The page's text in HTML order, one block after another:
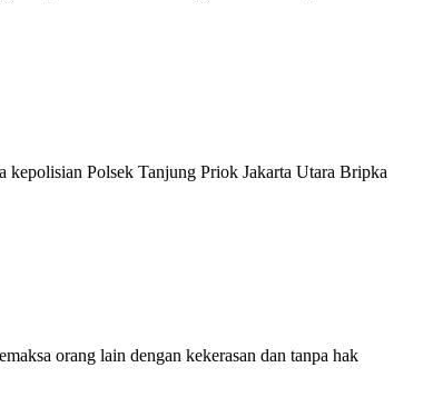
kepolisian Polsek Tanjung Priok Jakarta Utara Bripka
orang lain dengan kekerasan dan tanpa hak